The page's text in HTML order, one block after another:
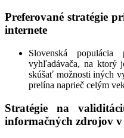
Preferované stratégie
internete
Slovenská
vyhľadávača, na ktorý
skúšať možnosti iných
prelína naprieč celým
Stratégie na
informačných zdrojov